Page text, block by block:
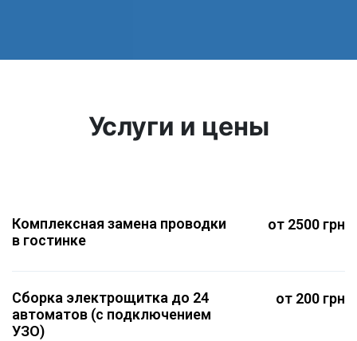
Услуги и цены
Комплексная замена проводки
в гостинке
от 2500 грн
Сборка электрощитка до 24
автоматов (с подключением
УЗО)
от 200 грн